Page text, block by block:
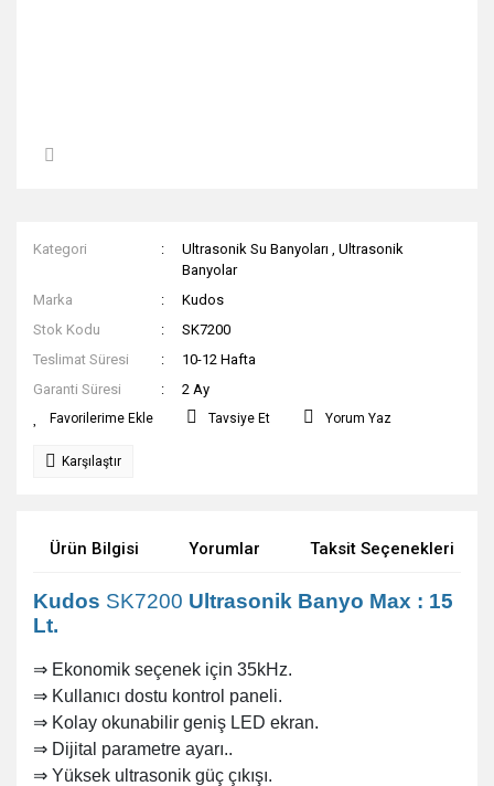
Kategori Ultrasonik Su Banyoları ,Ultrasonik
Banyolar
Marka
Kudos
Stok Kodu
SK7200
Teslimat Süresi
10-12 Hafta
Garanti Süresi
2 Ay
Tavsiye Et Yorum Yaz
Karşılaştır
Ürün Bilgisi Yorumlar Taksit Seçenekleri
Kudos SK7200 Ultrasonik Banyo Max : 15
Lt.
⇒ Ekonomik seçenek için 35kHz.
⇒ Kullanıcı dostu kontrol paneli.
⇒ Kolay okunabilir geniş LED ekran.
⇒ Dijital parametre ayarı..
⇒ Yüksek ultrasonik güç çıkışı.